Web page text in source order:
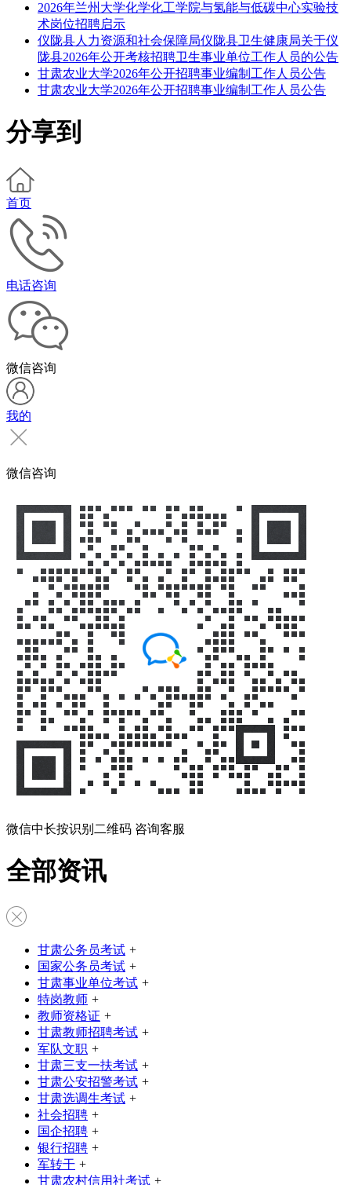
2026年兰州大学化学化工学院与氢能与低碳中心实验技
术岗位招聘启示
仪陇县人力资源和社会保障局仪陇县卫生健康局关于仪
陇县2026年公开考核招聘卫生事业单位工作人员的公告
甘肃农业大学2026年公开招聘事业编制工作人员公告
甘肃农业大学2026年公开招聘事业编制工作人员公告
分享到
首页
电话咨询
微信咨询
我的
微信咨询
微信中长按识别二维码 咨询客服
全部资讯
甘肃公务员考试 +
国家公务员考试 +
甘肃事业单位考试 +
特岗教师 +
教师资格证 +
甘肃教师招聘考试 +
军队文职 +
甘肃三支一扶考试 +
甘肃公安招警考试 +
甘肃选调生考试 +
社会招聘 +
国企招聘 +
银行招聘 +
军转干 +
甘肃农村信用社考试 +